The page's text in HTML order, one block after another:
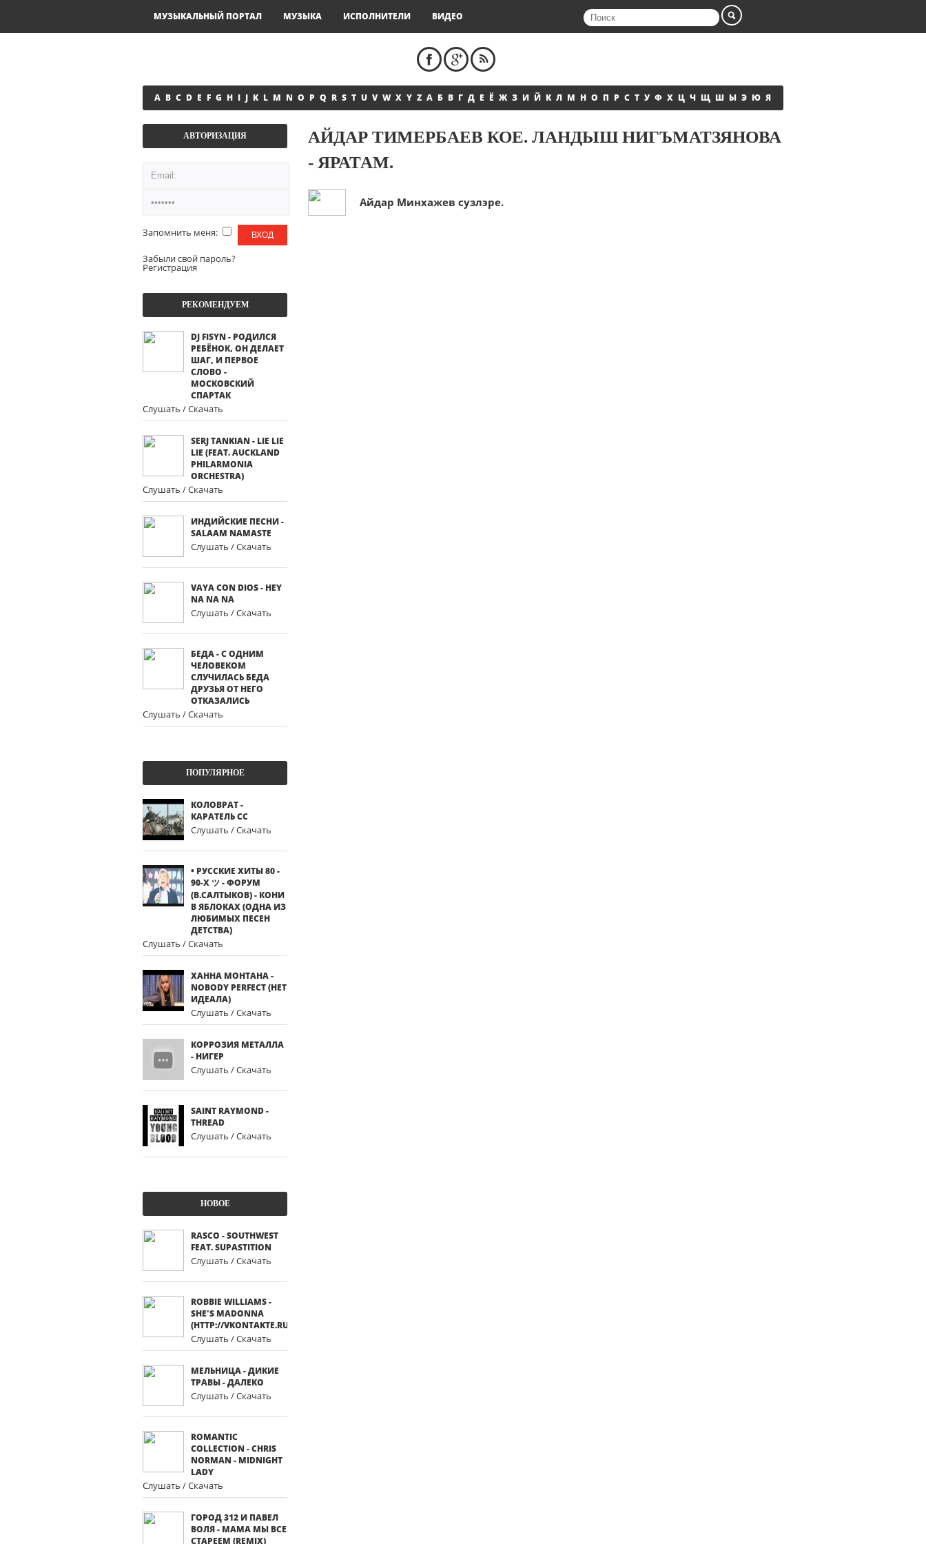
МУЗЫКАЛЬНЫЙ ПОРТАЛ МУЗЫКА ИСПОЛНИТЕЛИ ВИДЕО
A B C D E F G H I J K L M N O P Q R S T U V W X Y Z А Б В Г Д Е Ё Ж З И Й К Л М Н О П Р С Т У Ф Х Ц Ч Щ Ш Ы Э Ю Я
АВТОРИЗАЦИЯ
Запомнить меня:
Забыли свой пароль?
Регистрация
РЕКОМЕНДУЕМ
DJ FISYN - РОДИЛСЯ
РЕБЁНОК, ОН ДЕЛАЕТ
ШАГ, И ПЕРВОЕ
СЛОВО -
МОСКОВСКИЙ
СПАРТАК
Слушать / Скачать
SERJ TANKIAN - LIE LIE
LIE (FEAT. AUCKLAND
PHILARMONIA
ORCHESTRA)
Слушать / Скачать
ИНДИЙСКИЕ ПЕСНИ -
SALAAM NAMASTE
Слушать / Скачать
VAYA CON DIOS - HEY
NA NA NA
Слушать / Скачать
БЕДА - С ОДНИМ
ЧЕЛОВЕКОМ
СЛУЧИЛАСЬ БЕДА
ДРУЗЬЯ ОТ НЕГО
ОТКАЗАЛИСЬ
Слушать / Скачать
ПОПУЛЯРНОЕ
КОЛОВРАТ -
КАРАТЕЛЬ СС
Слушать / Скачать
• РУССКИЕ ХИТЫ 80 -
90-Х ツ - ФОРУМ
(В.САЛТЫКОВ) - КОНИ
В ЯБЛОКАХ (ОДНА ИЗ
ЛЮБИМЫХ ПЕСЕН
ДЕТСТВА)
Слушать / Скачать
ХАННА МОНТАНА -
NOBODY PERFECT (НЕТ
ИДЕАЛА)
Слушать / Скачать
КОРРОЗИЯ МЕТАЛЛА
- НИГЕР
Слушать / Скачать
SAINT RAYMOND -
THREAD
Слушать / Скачать
НОВОЕ
RASCO - SOUTHWEST
FEAT. SUPASTITION
Слушать / Скачать
ROBBIE WILLIAMS -
SHE'S MADONNA
(HTTP://VKONTAKTE.RU/CLUB17434424)
Слушать / Скачать
МЕЛЬНИЦА - ДИКИЕ
ТРАВЫ - ДАЛЕКО
Слушать / Скачать
ROMANTIC
COLLECTION - CHRIS
NORMAN - MIDNIGHT
LADY
Слушать / Скачать
ГОРОД 312 И ПАВЕЛ
ВОЛЯ - МАМА МЫ ВСЕ
СТАРЕЕМ (REMIX)
АЙДАР ТИМЕРБАЕВ КОЕ. ЛАНДЫШ НИГЪМАТЗЯНОВА
- ЯРАТАМ.
Айдар Минхажев сузлэре.